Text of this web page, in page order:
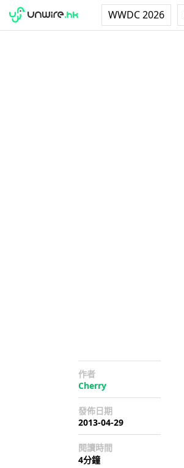
WWDC 2026
作者
Cherry
發佈日期
2013-04-29
閱讀時間
4分鐘